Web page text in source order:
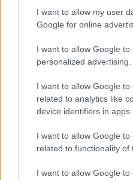
I want to allow my user
Google for online
I want to allow Google to
personalized advertising.
I want to allow Google to
related to analytics like
device identifiers in apps.
I want to allow Google to
related to functionality of
I want to allow Google to